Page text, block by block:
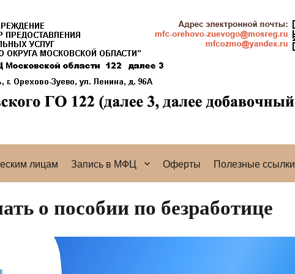
лицам Запись в МФЦ Оферты Полезные ссылки
о пособии по безработице